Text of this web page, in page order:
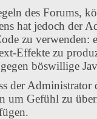
des Forums,
hat jedoch der
zu verwenden:
Effekte zu
böswillige
der
um Gefühl zu